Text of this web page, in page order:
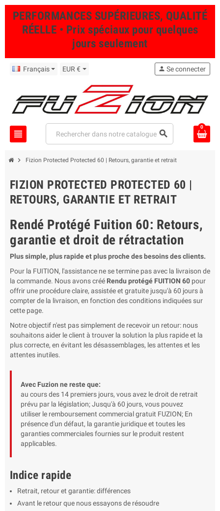
PERFORMANCES SUPÉRIEURES, QUALITÉ
RÉELLE • Prix spéciaux pour quelques
jours seulement
Français EUR €
view_headline search
person Se connecter
0
chevron_right Fizion Protected Protected 60 | Retours, garantie et retrait
FIZION PROTECTED PROTECTED 60 |
RETOURS, GARANTIE ET RETRAIT
Rendé Protégé Fuition 60: Retours,
garantie et droit de rétractation
Plus simple, plus rapide et plus proche des besoins des clients.
Pour la FUITION, l'assistance ne se termine pas avec la livraison de
la commande. Nous avons créé Rendu protégé FUITION 60 pour
offrir une procédure claire, assistée et gratuite jusqu'à 60 jours à
compter de la livraison, en fonction des conditions indiquées sur
cette page.
Notre objectif n'est pas simplement de recevoir un retour: nous
souhaitons aider le client à trouver la solution la plus rapide et la
plus correcte, en évitant les désassemblages, les attentes et les
attentes inutiles.
Avec Fuzion ne reste que:
au cours des 14 premiers jours, vous avez le droit de retrait
prévu par la législation; Jusqu'à 60 jours, vous pouvez
utiliser le remboursement commercial gratuit FUZION; En
présence d'un défaut, la garantie juridique et toutes les
garanties commerciales fournies sur le produit restent
applicables.
Indice rapide
Retrait, retour et garantie: différences
Avant le retour que nous essayons de résoudre